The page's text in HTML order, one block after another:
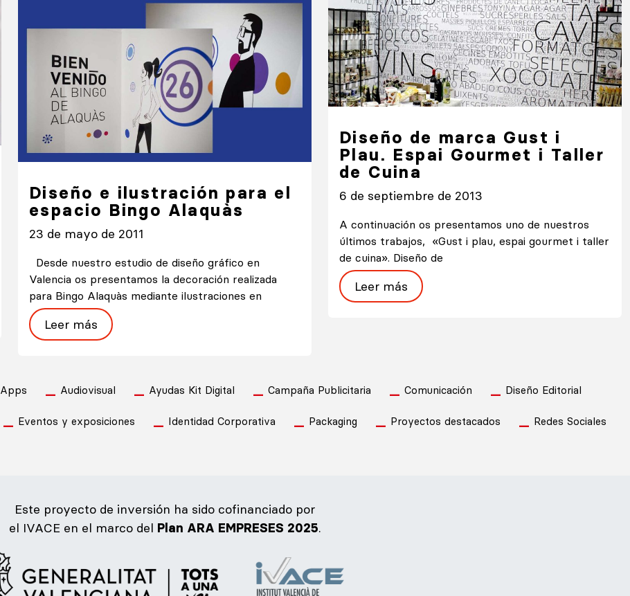
Diseño de marca Gust i
Plau. Espai Gourmet i Taller
de Cuina
6 de septiembre de 2013
A continuación os presentamos uno de nuestros
últimos trabajos, «Gust i plau, espai gourmet i taller
de cuina». Diseño de
Leer más
Diseño e ilustración para el
espacio Bingo Alaquàs
23 de mayo de 2011
Desde nuestro estudio de diseño gráfico en
Valencia os presentamos la decoración realizada
para Bingo Alaquàs mediante ilustraciones en
Leer más
Apps Audiovisual Ayudas Kit Digital Campaña Publicitaria Comunicación Diseño Editorial
Eventos y exposiciones Identidad Corporativa Packaging Proyectos destacados Redes Sociales
Este proyecto de inversión ha sido cofinanciado por
el IVACE en el marco del Plan ARA EMPRESES 2025.